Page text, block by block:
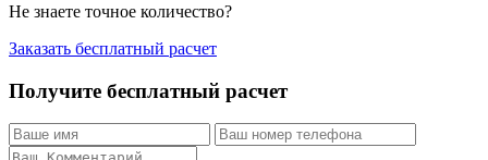
Не знаете точное количество?
Заказать бесплатный расчет
Получите бесплатный расчет